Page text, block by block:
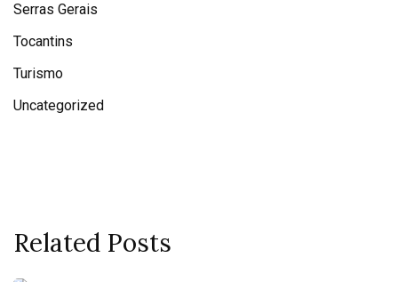
Serras Gerais
Tocantins
Turismo
Uncategorized
Related Posts